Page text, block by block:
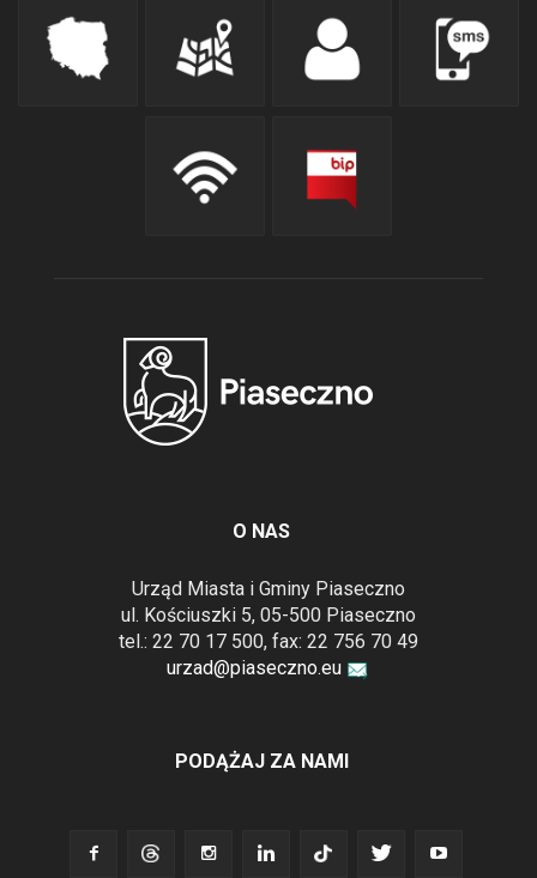
O NAS
Urząd Miasta i Gminy Piaseczno
ul. Kościuszki 5, 05-500 Piaseczno
tel.: 22 70 17 500, fax: 22 756 70 49
urzad@piaseczno.eu
PODĄŻAJ ZA NAMI